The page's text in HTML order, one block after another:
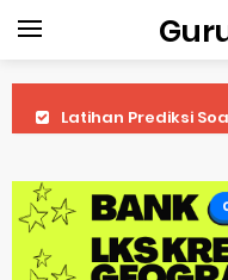
Latihan Prediksi Soal
Latihan Prediksi Soal
Latihan Prediksi Soal